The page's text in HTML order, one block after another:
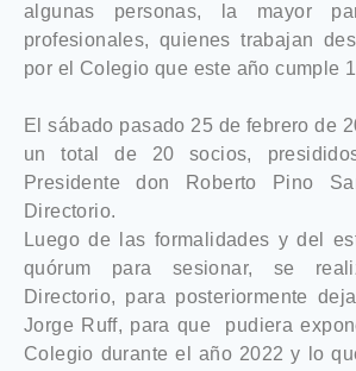
algunas personas, la mayor
profesionales, quienes trabajan
por el Colegio que este año cumple
El sábado pasado 25 de febrero de
un total de 20 socios,
Presidente don Roberto Pino
Directorio.
Luego de las formalidades y del
quórum para sesionar, se
Directorio, para posteriormente
Jorge Ruff, para que pudiera
Colegio durante el año 2022 y lo